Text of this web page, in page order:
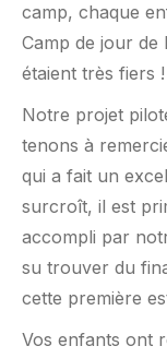
camp, chaque
Camp de jour de
étaient très fiers !
Notre projet
tenons à
qui a fait un
surcroît, il est
accompli par
su trouver du
cette première
Vos enfants ont